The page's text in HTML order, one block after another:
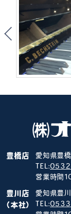
豊橋店
愛知県豊
TEL:
営業時間
豊川店
（本社）
愛知県豊
TEL: